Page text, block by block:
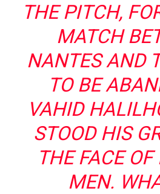
THE PITCH,
MATCH
NANTES AND
TO BE
VAHID
STOOD HIS
THE FACE
MEN.